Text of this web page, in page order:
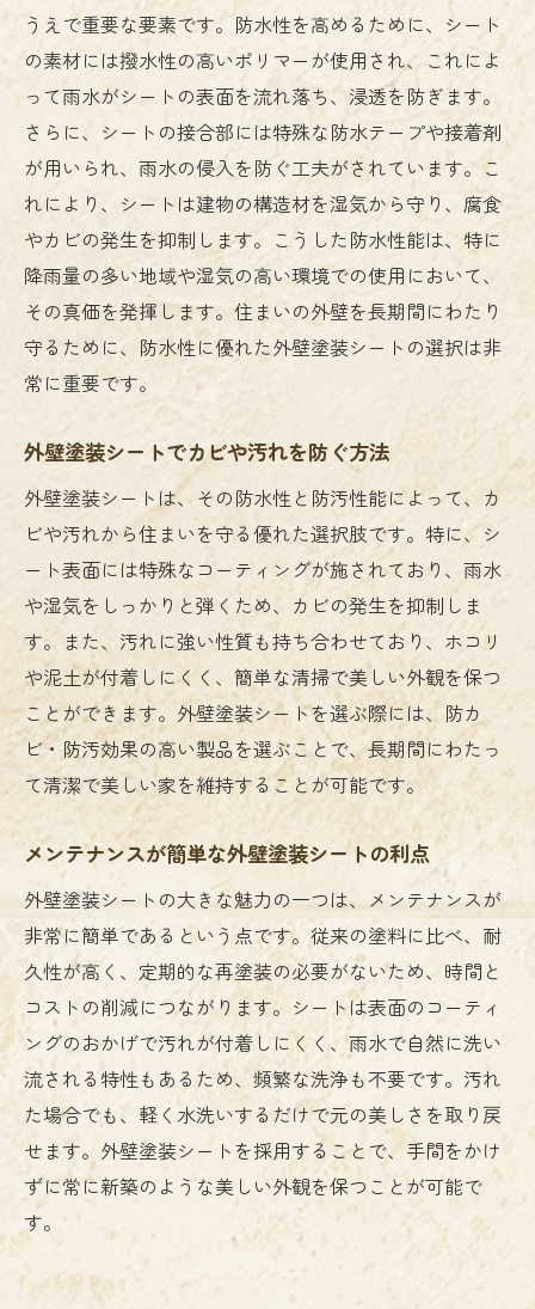
うえで重要な要素です。防水性を高めるために、シート
の素材には撥水性の高いポリマーが使用され、これによ
って雨水がシートの表面を流れ落ち、浸透を防ぎます。
さらに、シートの接合部には特殊な防水テープや接着剤
が用いられ、雨水の侵入を防ぐ工夫がされています。こ
れにより、シートは建物の構造材を湿気から守り、腐食
やカビの発生を抑制します。こうした防水性能は、特に
降雨量の多い地域や湿気の高い環境での使用において、
その真価を発揮します。住まいの外壁を長期間にわたり
守るために、防水性に優れた外壁塗装シートの選択は非
常に重要です。
外壁塗装シートでカビや汚れを防ぐ方法
外壁塗装シートは、その防水性と防汚性能によって、カ
ビや汚れから住まいを守る優れた選択肢です。特に、シ
ート表面には特殊なコーティングが施されており、雨水
や湿気をしっかりと弾くため、カビの発生を抑制しま
す。また、汚れに強い性質も持ち合わせており、ホコリ
や泥土が付着しにくく、簡単な清掃で美しい外観を保つ
ことができます。外壁塗装シートを選ぶ際には、防カ
ビ・防汚効果の高い製品を選ぶことで、長期間にわたっ
て清潔で美しい家を維持することが可能です。
メンテナンスが簡単な外壁塗装シートの利点
外壁塗装シートの大きな魅力の一つは、メンテナンスが
非常に簡単であるという点です。従来の塗料に比べ、耐
久性が高く、定期的な再塗装の必要がないため、時間と
コストの削減につながります。シートは表面のコーティ
ングのおかげで汚れが付着しにくく、雨水で自然に洗い
流される特性もあるため、頻繁な洗浄も不要です。汚れ
た場合でも、軽く水洗いするだけで元の美しさを取り戻
せます。外壁塗装シートを採用することで、手間をかけ
ずに常に新築のような美しい外観を保つことが可能で
す。